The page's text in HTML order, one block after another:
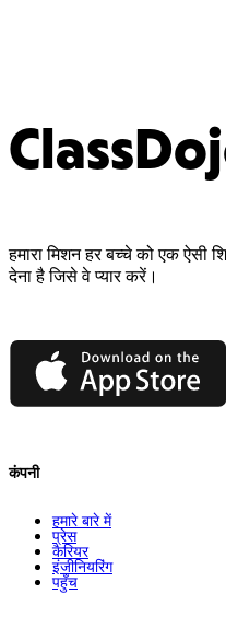
हमारा मिशन हर बच्चे को एक ऐसी
देना है जिसे वे प्यार करें।
App Store
कंपनी
हमारे बारे में
प्रेस
कैरियर
इंजीनियरिंग
पहुँच